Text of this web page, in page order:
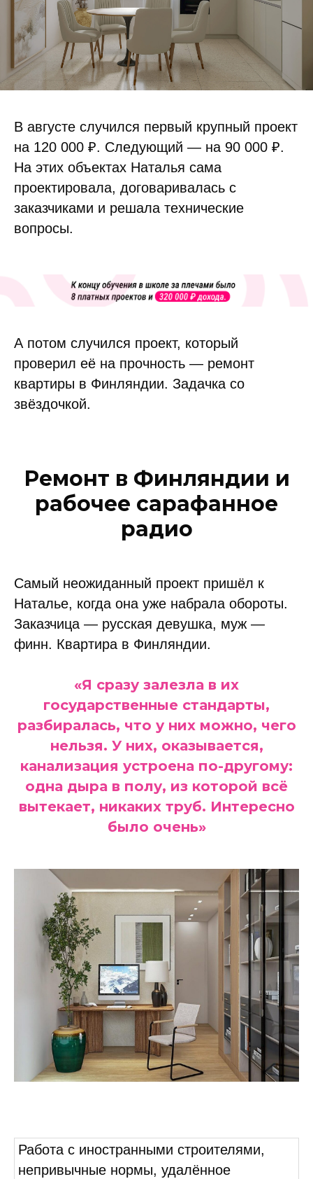
В августе случился первый крупный проект
на 120 000 ₽. Следующий — на 90 000 ₽.
На этих объектах Наталья сама
проектировала, договаривалась с
заказчиками и решала технические
вопросы.
А потом случился проект, который
проверил её на прочность — ремонт
квартиры в Финляндии. Задачка со
звёздочкой.
Ремонт в Финляндии и
рабочее сарафанное
радио
Самый неожиданный проект пришёл к
Наталье, когда она уже набрала обороты.
Заказчица — русская девушка, муж —
финн. Квартира в Финляндии.
«Я сразу залезла в их
государственные стандарты,
разбиралась, что у них можно, чего
нельзя. У них, оказывается,
канализация устроена по-другому:
одна дыра в полу, из которой всё
вытекает, никаких труб. Интересно
было очень»
Работа с иностранными строителями,
непривычные нормы, удалённое